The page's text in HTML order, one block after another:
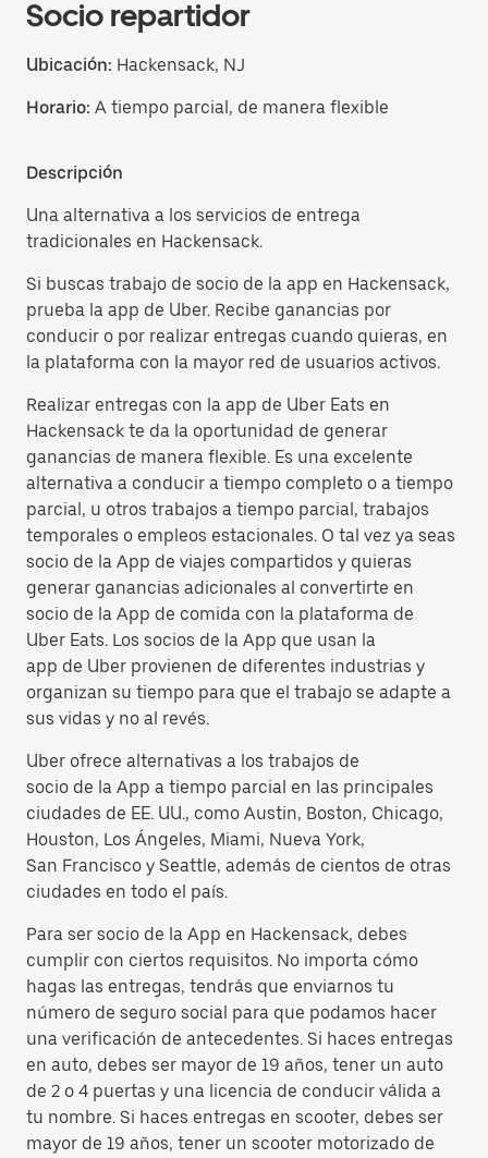
Socio repartidor
Ubicación: Hackensack, NJ
Horario: A tiempo parcial, de manera flexible
Descripción
Una alternativa a los servicios de entrega
tradicionales en Hackensack.
Si buscas trabajo de socio de la app en Hackensack,
prueba la app de Uber. Recibe ganancias por
conducir o por realizar entregas cuando quieras, en
la plataforma con la mayor red de usuarios activos.
Realizar entregas con la app de Uber Eats en
Hackensack te da la oportunidad de generar
ganancias de manera flexible. Es una excelente
alternativa a conducir a tiempo completo o a tiempo
parcial, u otros trabajos a tiempo parcial, trabajos
temporales o empleos estacionales. O tal vez ya seas
socio de la App de viajes compartidos y quieras
generar ganancias adicionales al convertirte en
socio de la App de comida con la plataforma de
Uber Eats. Los socios de la App que usan la
app de Uber provienen de diferentes industrias y
organizan su tiempo para que el trabajo se adapte a
sus vidas y no al revés.
Uber ofrece alternativas a los trabajos de
socio de la App a tiempo parcial en las principales
ciudades de EE. UU., como Austin, Boston, Chicago,
Houston, Los Ángeles, Miami, Nueva York,
San Francisco y Seattle, además de cientos de otras
ciudades en todo el país.
Para ser socio de la App en Hackensack, debes
cumplir con ciertos requisitos. No importa cómo
hagas las entregas, tendrás que enviarnos tu
número de seguro social para que podamos hacer
una verificación de antecedentes. Si haces entregas
en auto, debes ser mayor de 19 años, tener un auto
de 2 o 4 puertas y una licencia de conducir válida a
tu nombre. Si haces entregas en scooter, debes ser
mayor de 19 años, tener un scooter motorizado de